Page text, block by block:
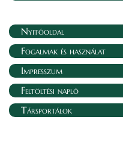
Nyitóoldal
Fogalmak és használat
Impresszum
Feltöltési napló
Társportálok